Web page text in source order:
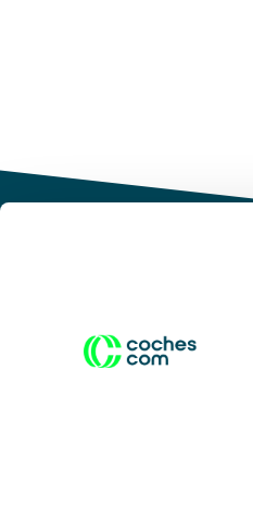
Conduce tu
desata tu